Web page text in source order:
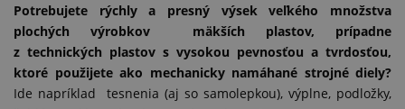
Potrebujete rýchly a presný výsek veľkého množstva
plochých výrobkov mäkších plastov, prípadne
z technických plastov s vysokou pevnosťou a tvrdosťou,
ktoré použijete ako mechanicky namáhané strojné diely?
Ide napríklad tesnenia (aj so samolepkou), výplne, podložky,